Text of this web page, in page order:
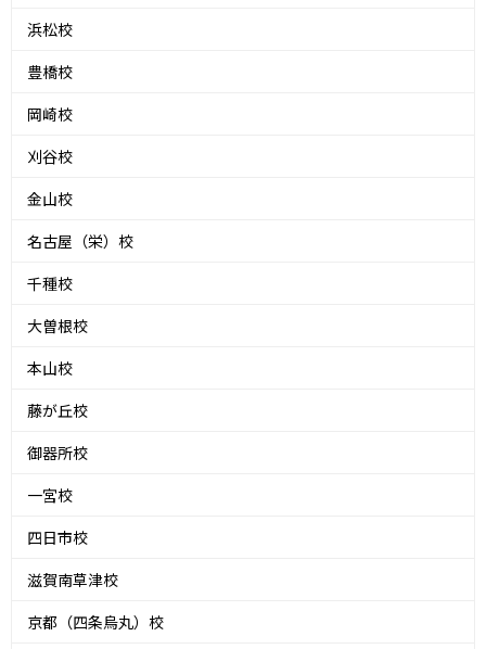
浜松校
豊橋校
岡崎校
刈谷校
金山校
名古屋（栄）校
千種校
大曽根校
本山校
藤が丘校
御器所校
一宮校
四日市校
滋賀南草津校
京都（四条烏丸）校